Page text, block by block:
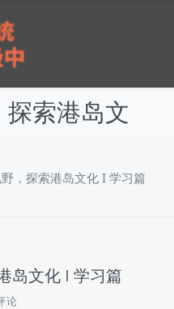
索港岛文
，探索港岛文化 I 学习篇
岛文化 I 学习篇
论